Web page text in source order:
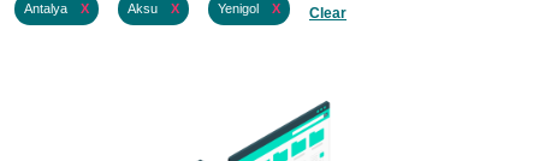
Antalya X Aksu X Yenigol X Clear